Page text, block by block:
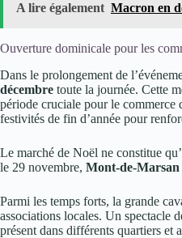
A lire également Macron en
Ouverture dominicale pour les
Dans le prolongement de
décembre toute la journée. Cette
période cruciale pour le commerce
festivités de fin d’année pour
Le marché de Noël ne constitue
le 29 novembre, Mont-de-Marsan
Parmi les temps forts, la grande
associations locales. Un spectacle
présent dans différents quartiers et